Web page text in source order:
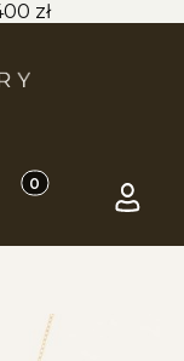
zł
Produkty w
Koszyk Zaloguj